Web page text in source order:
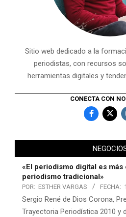
Sitio web dedicado a la
periodistas, con recursos
herramientas digitales y
CONECTA CON
«El periodismo digital es
periodismo tradicional»
POR: ESTHER VARGAS FECHA:
Sergio René de Dios Corona,
Trayectoria Periodística 2010 y